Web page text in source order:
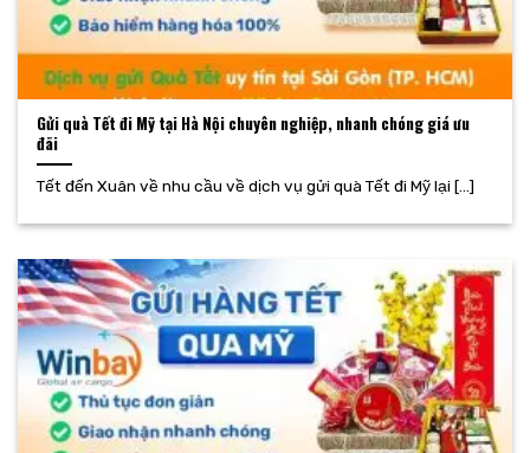
Gửi quà Tết đi Mỹ tại Hà Nội chuyên nghiệp, nhanh chóng giá ưu
đãi
Tết đến Xuân về nhu cầu về dịch vụ gửi quà Tết đi Mỹ lại [...]